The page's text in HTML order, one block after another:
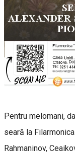
Pentru melomani,
seară la
Rahmaninov,